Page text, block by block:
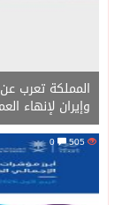
المملكة تعرب عن
وإيران لإنهاء
505